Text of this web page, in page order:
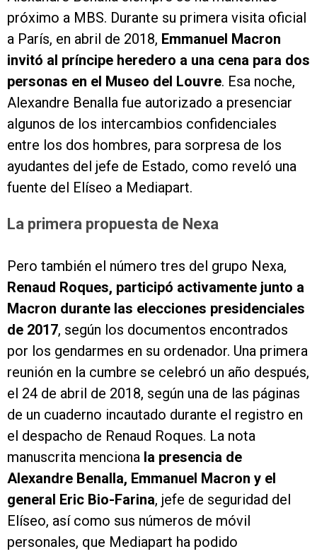
próximo a MBS. Durante su primera visita oficial
a París, en abril de 2018, Emmanuel Macron
invitó al príncipe heredero a una cena para dos
personas en el Museo del Louvre. Esa noche,
Alexandre Benalla fue autorizado a presenciar
algunos de los intercambios confidenciales
entre los dos hombres, para sorpresa de los
ayudantes del jefe de Estado, como reveló una
fuente del Elíseo a Mediapart.
La primera propuesta de Nexa
Pero también el número tres del grupo Nexa,
Renaud Roques, participó activamente junto a
Macron durante las elecciones presidenciales
de 2017, según los documentos encontrados
por los gendarmes en su ordenador. Una primera
reunión en la cumbre se celebró un año después,
el 24 de abril de 2018, según una de las páginas
de un cuaderno incautado durante el registro en
el despacho de Renaud Roques. La nota
manuscrita menciona la presencia de
Alexandre Benalla, Emmanuel Macron y el
general Eric Bio-Farina, jefe de seguridad del
Elíseo, así como sus números de móvil
personales, que Mediapart ha podido